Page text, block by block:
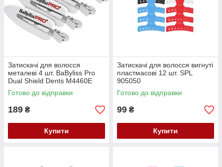
Затискачі для волосся
металеві 4 шт. BaByliss Pro
Dual Shield Dents M4460E
Готово до відправки
189 ₴
Купити
Затискачі для волосся вигнуті
пластмасові 12 шт. SPL
905050
Готово до відправки
99 ₴
Купити